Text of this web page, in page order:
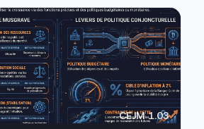
CEJM 1.03